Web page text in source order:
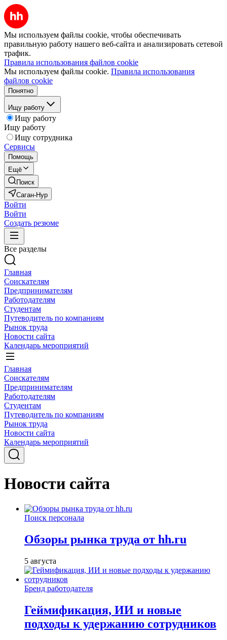
Мы используем файлы cookie, чтобы обеспечивать
правильную работу нашего веб-сайта и анализировать сетевой
трафик.
Правила использования файлов cookie
Мы используем файлы cookie. Правила использования
файлов cookie
Понятно
Ищу работу
Ищу работу
Ищу работу
Ищу сотрудника
Сервисы
Помощь
Ещё
Поиск
Саган-Нур
Войти
Войти
Создать резюме
Все разделы
Главная
Соискателям
Предпринимателям
Работодателям
Студентам
Путеводитель по компаниям
Рынок труда
Новости сайта
Календарь мероприятий
Главная
Соискателям
Предпринимателям
Работодателям
Студентам
Путеводитель по компаниям
Рынок труда
Новости сайта
Календарь мероприятий
Новости сайта
Поиск персонала
Обзоры рынка труда от hh.ru
5 августа
Бренд работодателя
Геймификация, ИИ и новые
подходы к удержанию сотрудников